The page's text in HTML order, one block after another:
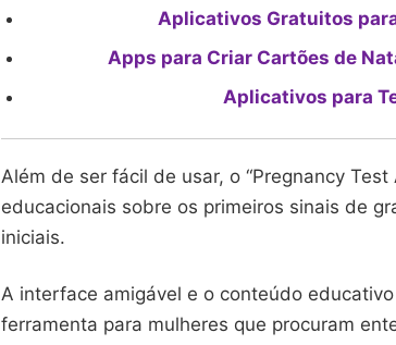
Aplicativos Gratuitos
Apps para Criar Cartões de
Aplicativos para
Além de ser fácil de usar, o “Pregnancy
educacionais sobre os primeiros sinais de
iniciais.
A interface amigável e o conteúdo
ferramenta para mulheres que procuram